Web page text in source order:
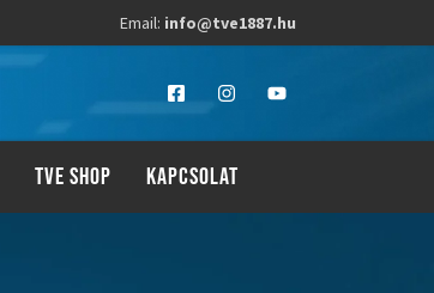
Email: info@tve1887.hu
TVE SHOP KAPCSOLAT